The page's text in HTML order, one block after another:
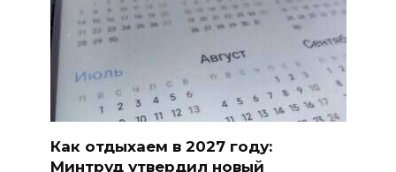
Как отдыхаем в 2027 году:
Минтруд утвердил новый